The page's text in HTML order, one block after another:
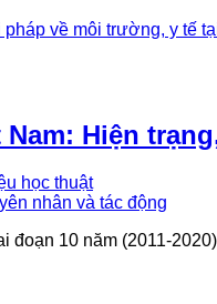
về môi trường, y tế
Hiện
học thuật
10 năm (2011-